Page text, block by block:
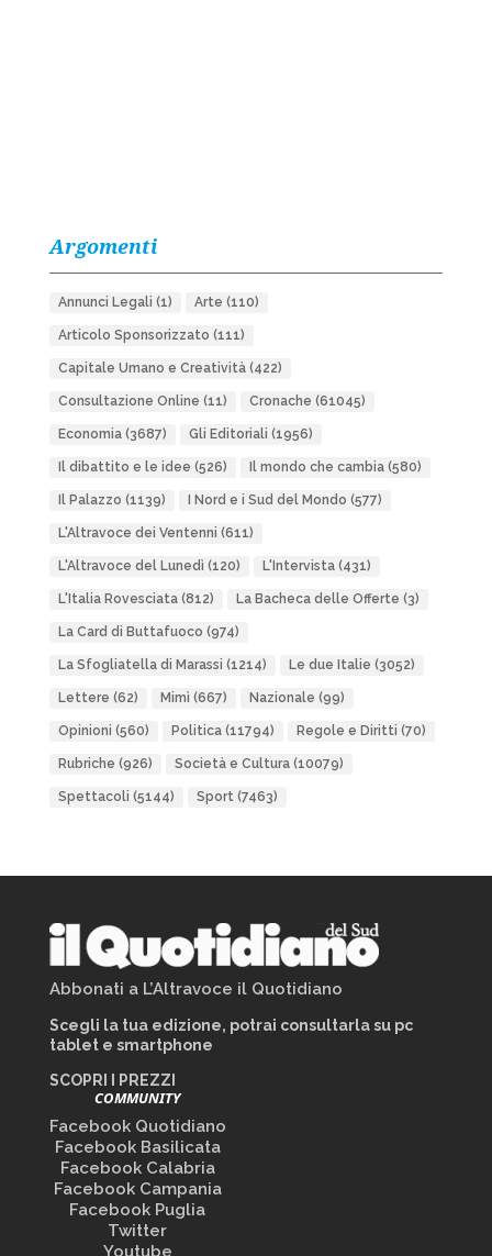
Argomenti
Annunci Legali (1) Arte (110)
Articolo Sponsorizzato (111)
Capitale Umano e Creatività(422)
Consultazione Online (11) Cronache (61045)
Economia(3687) Gli Editoriali (1956)
Il dibattito e le idee (526) Il mondo che cambia(580)
Il Palazzo (1139) I Nord e i Sud del Mondo (577)
L'Altravoce dei Ventenni (611)
L'Altravoce del Lunedì (120) L'Intervista(431)
L'Italia Rovesciata(812) La Bacheca delle Offerte (3)
La Card di Buttafuoco (974)
La Sfogliatella di Marassi (1214) Le due Italie (3052)
Lettere (62) Mimì (667) Nazionale (99)
Opinioni (560) Politica(11794) Regole e Diritti (70)
Rubriche (926) Società e Cultura(10079)
Spettacoli (5144) Sport(7463)
Abbonati a L’Altravoce il Quotidiano
Scegli la tua edizione, potrai consultarla su pc
tablet e smartphone
SCOPRI I PREZZI
COMMUNITY
Facebook Quotidiano
Facebook Basilicata
Facebook Calabria
Facebook Campania
Facebook Puglia
Twitter
Youtube